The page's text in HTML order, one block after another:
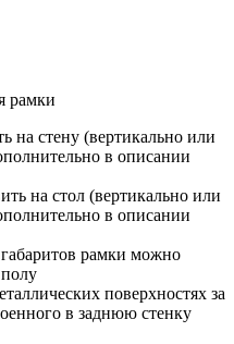
рамки
на стену (вертикально или
в описании
на стол (вертикально или
в описании
рамки можно
поверхностях за
в заднюю стенку